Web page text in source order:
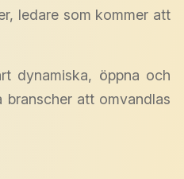
ledare som kommer att
dynamiska, öppna och
att omvandlas